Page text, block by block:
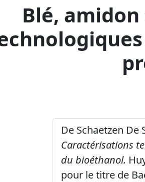
Blé,
De Schaetzen De
Caractérisations
du bioéthanol.
pour le titre de